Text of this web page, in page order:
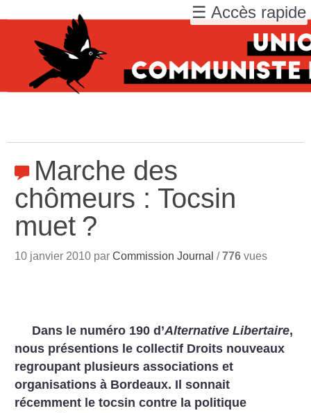
Marche des
chômeurs : Tocsin
muet ?
10 janvier 2010 parCommission Journal /776 vues
Dans le numéro 190 d’Alternative Libertaire,
nous présentions le collectif Droits nouveaux
regroupant plusieurs associations et
organisations à Bordeaux. Il sonnait
récemment le tocsin contre la politique
☰ Accès rapide